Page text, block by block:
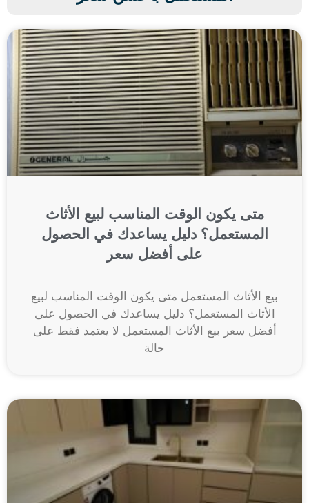
متى يكون الوقت المناسب لبيع الأثاث
المستعمل؟ دليل يساعدك في الحصول
على أفضل سعر
بيع الأثاث المستعمل متى يكون الوقت المناسب لبيع
الأثاث المستعمل؟ دليل يساعدك في الحصول على
أفضل سعر بيع الأثاث المستعمل لا يعتمد فقط على
حالة